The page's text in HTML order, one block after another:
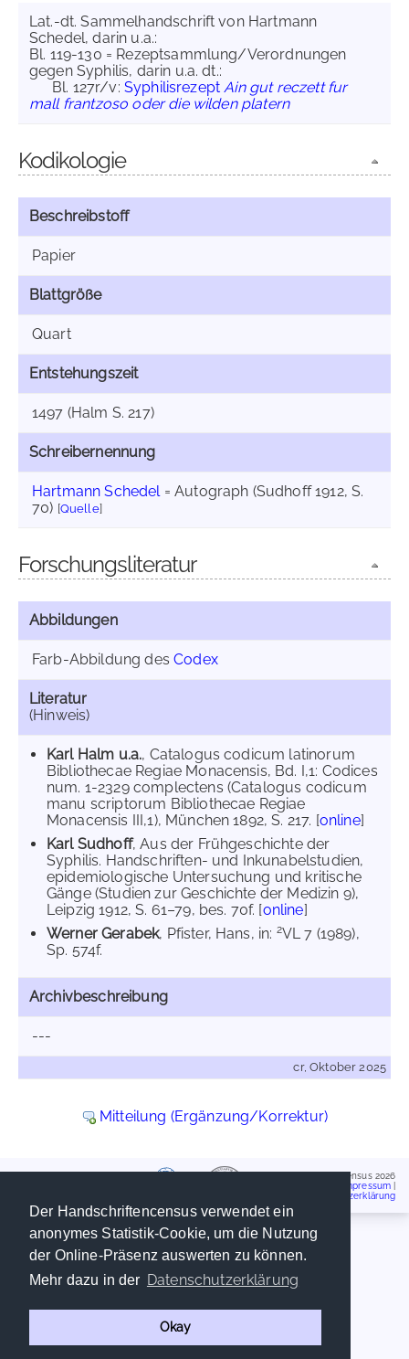
Der Handschriftencensus verwendet ein
anonymes Statistik-Cookie, um die Nutzung
der Online-Präsenz auswerten zu können.
Mehr dazu in der Datenschutzerklärung
Okay
Lat.-dt. Sammelhandschrift von Hartmann
Schedel, darin u.a.:
Bl. 119-130 = Rezeptsammlung/Verordnungen
gegen Syphilis, darin u.a. dt.:
Bl. 127r/v: SyphilisrezeptAin gut reczett fur
mall frantzoso oder die wilden platern
Kodikologie
Beschreibstoff
Papier
Blattgröße
Quart
Entstehungszeit
1497 (Halm S. 217)
Schreibernennung
Hartmann Schedel= Autograph (Sudhoff 1912, S.
70) [Quelle]
Forschungsliteratur
Abbildungen
Farb-Abbildung desCodex
Literatur
(Hinweis)
Karl Halm u.a., Catalogus codicum latinorum
Bibliothecae Regiae Monacensis, Bd. I,1: Codices
num. 1-2329 complectens (Catalogus codicum
manu scriptorum Bibliothecae Regiae
Monacensis III,1), München 1892, S. 217. [online]
Karl Sudhoff, Aus der Frühgeschichte der
Syphilis. Handschriften- und Inkunabelstudien,
epidemiologische Untersuchung und kritische
Gänge (Studien zur Geschichte der Medizin 9),
Leipzig 1912, S. 61–79, bes. 70f. [online]
Werner Gerabek, Pfister, Hans, in: 2VL 7 (1989),
Sp. 574f.
Archivbeschreibung
---
cr, Oktober 2025
Mitteilung (Ergänzung/Korrektur)
Handschriftencensus 2026
Impressum
Datenschutzerklärung